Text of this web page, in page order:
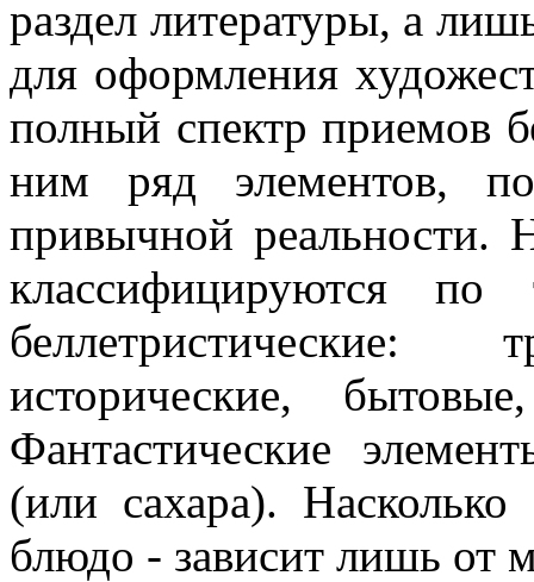
раздел литературы, а
для оформления
полный спектр приемов
ним ряд элементов,
привычной реальности.
классифицируются
беллетристические:
исторические,
Фантастические
(или сахара).
блюдо - зависит лишь от